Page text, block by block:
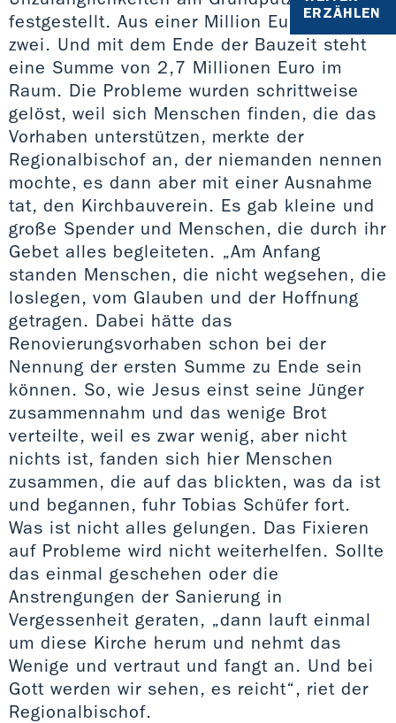
ERZÄHLEN
festgestellt. Aus einer Million Euro wurden
zwei. Und mit dem Ende der Bauzeit steht
eine Summe von 2,7 Millionen Euro im
Raum. Die Probleme wurden schrittweise
gelöst, weil sich Menschen finden, die das
Vorhaben unterstützen, merkte der
Regionalbischof an, der niemanden nennen
mochte, es dann aber mit einer Ausnahme
tat, den Kirchbauverein. Es gab kleine und
große Spender und Menschen, die durch ihr
Gebet alles begleiteten. „Am Anfang
standen Menschen, die nicht wegsehen, die
loslegen, vom Glauben und der Hoffnung
getragen. Dabei hätte das
Renovierungsvorhaben schon bei der
Nennung der ersten Summe zu Ende sein
können. So, wie Jesus einst seine Jünger
zusammennahm und das wenige Brot
verteilte, weil es zwar wenig, aber nicht
nichts ist, fanden sich hier Menschen
zusammen, die auf das blickten, was da ist
und begannen, fuhr Tobias Schüfer fort.
Was ist nicht alles gelungen. Das Fixieren
auf Probleme wird nicht weiterhelfen. Sollte
das einmal geschehen oder die
Anstrengungen der Sanierung in
Vergessenheit geraten, „dann lauft einmal
um diese Kirche herum und nehmt das
Wenige und vertraut und fangt an. Und bei
Gott werden wir sehen, es reicht“, riet der
Regionalbischof.